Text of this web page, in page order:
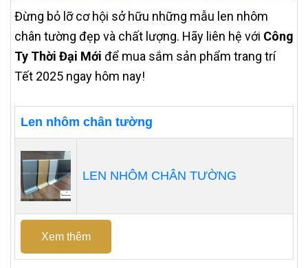
Đừng bỏ lỡ cơ hội sở hữu những mẫu len nhôm
chân tường đẹp và chất lượng. Hãy liên hệ với Công
Ty Thời Đại Mới để mua sắm sản phẩm trang trí
Tết 2025 ngay hôm nay!
Len nhôm chân tường
LEN NHÔM CHÂN TƯỜNG
Xem thêm